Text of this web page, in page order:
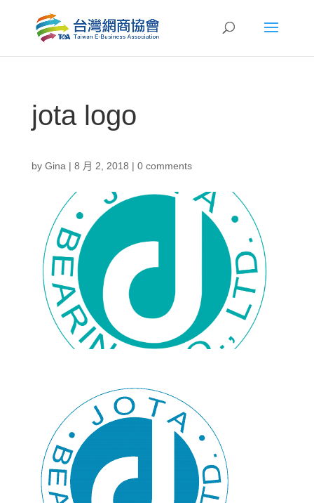
jota logo
by Gina | 8 月 2, 2018 | 0 comments